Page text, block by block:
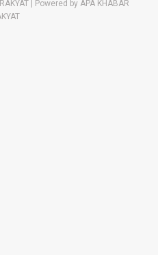
| Powered by APA KHABAR